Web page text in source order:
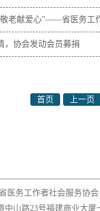
敬老献爱心”——省医务工
，协会发动会员募捐
首页 上一页
医务工作者社会服务协会
山路23号福建商业大厦